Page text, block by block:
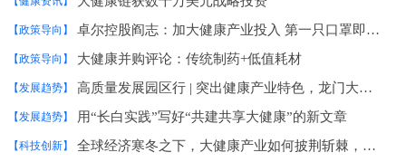
【政策导向】 卓尔控股阎志：加大健康产业投入 第一只口罩即将出产
【政策导向】 大健康并购评论：传统制药+低值耗材
【发展趋势】 高质量发展园区行 | 突出健康产业特色，龙门大健康产业园走差异化发展之路
【发展趋势】 用“长白实践”写好“共建共享大健康”的新文章
【科技创新】 全球经济寒冬之下，大健康产业如何披荆斩棘，冲破困局？